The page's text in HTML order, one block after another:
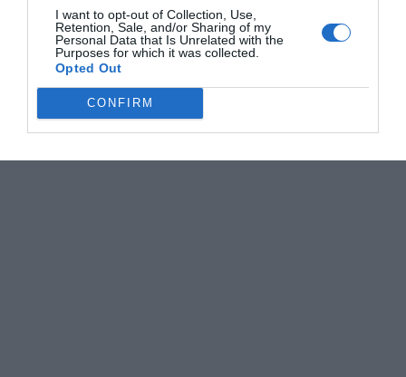
I want to opt-out of Collection, Use,
Retention, Sale, and/or Sharing of my
Personal Data that Is Unrelated with the
Purposes for which it was collected.
Opted Out
CONFIRM